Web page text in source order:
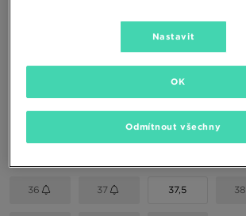
Dostupné Barvy
EU
36 37 37,5 38
Nastavit
Odmítnout všechny
OK